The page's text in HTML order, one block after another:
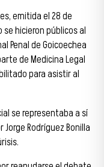
emitida el 28 de
hicieron públicos al
Penal de Goicoechea
de Medicina Legal
para asistir al
se representaba a sí
Rodríguez Bonilla